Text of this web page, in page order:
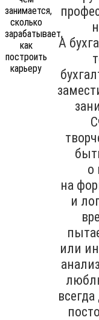
А
о
на
и
или